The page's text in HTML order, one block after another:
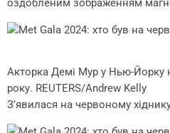
оздобленим зображенням
Акторка Демі Мур у Нью-Йорку
року. REUTERS/Andrew Kelly
З’явилася на червоному